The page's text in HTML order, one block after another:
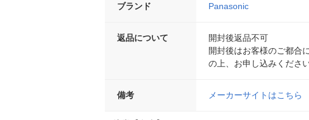
ブランド Panasonic
返品について
開封後返品不可
開封後はお客様のご都合
の上、お申し込みください
備考 メーカーサイトはこちら